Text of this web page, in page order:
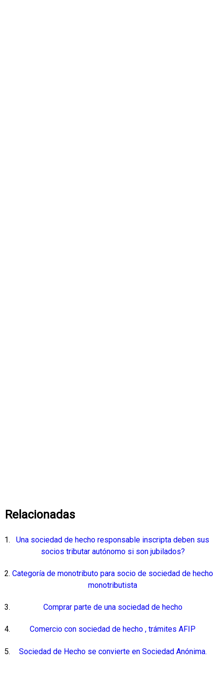
Relacionadas
Una sociedad de hecho responsable inscripta deben sus
socios tributar autónomo si son jubilados?
Categoría de monotributo para socio de sociedad de hecho
monotributista
Comprar parte de una sociedad de hecho
Comercio con sociedad de hecho , trámites AFIP
Sociedad de Hecho se convierte en Sociedad Anónima.